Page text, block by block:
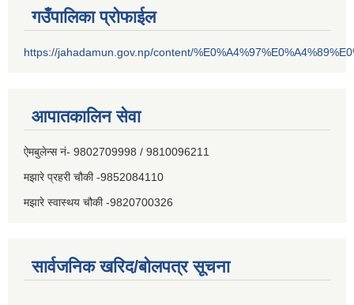
गउँपालिका प्रोफाईल
https://jahadamun.gov.np/content/
आपातकालिन सेवा
ऐमबुलेन्स नं- 9802709998 / 9810096211
मझारे प्रहरी चौकी -9852084110
मझारे स्वास्थय चौकी -9820700326
सार्वजनिक खरिद/बोलपत्र सूचना